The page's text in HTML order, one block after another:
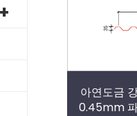
아연도금
0.45mm